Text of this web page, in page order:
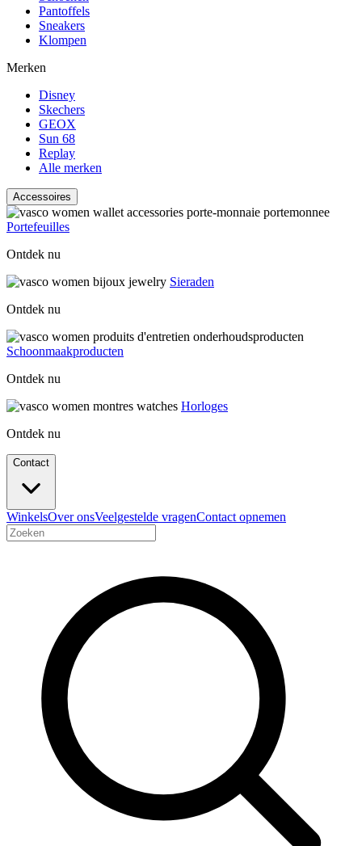
Pantoffels
Sneakers
Klompen
Merken
Disney
Skechers
GEOX
Sun 68
Replay
Alle merken
Accessoires
Portefeuilles
Ontdek nu
Sieraden
Ontdek nu
Schoonmaakproducten
Ontdek nu
Horloges
Ontdek nu
Contact
WinkelsOver onsVeelgestelde vragenContact opnemen